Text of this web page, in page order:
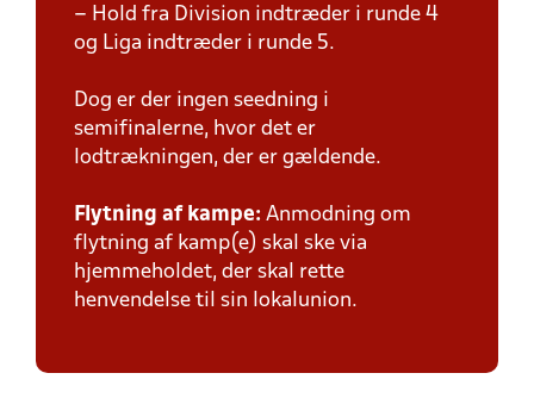
– Hold fra Division indtræder i runde 4
og Liga indtræder i runde 5.
Dog er der ingen seedning i
semifinalerne, hvor det er
lodtrækningen, der er gældende.
Flytning af kampe: Anmodning om
flytning af kamp(e) skal ske via
hjemmeholdet, der skal rette
henvendelse til sin lokalunion.